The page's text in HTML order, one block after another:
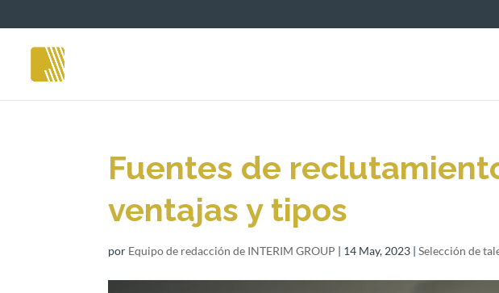
Fuentes de
ventajas y tipos
por Equipo de redacción de INTERIM GROUP | 14 May, 2023 |Selección de